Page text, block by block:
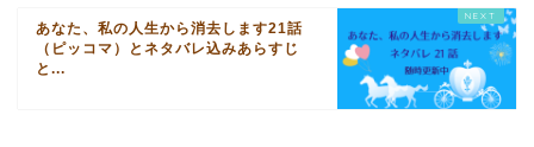
あなた、私の人生から消去します21話
（ピッコマ）とネタバレ込みあらすじ
と...